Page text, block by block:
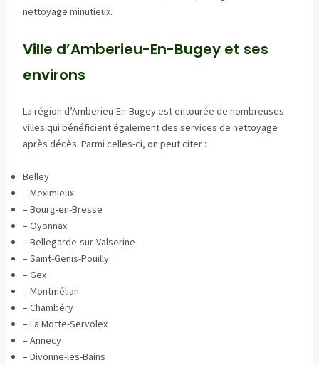
nettoyage minutieux.
Ville d’Amberieu-En-Bugey et ses
environs
La région d’Amberieu-En-Bugey est entourée de nombreuses
villes qui bénéficient également des services de nettoyage
après décès. Parmi celles-ci, on peut citer :
Belley
– Meximieux
– Bourg-en-Bresse
– Oyonnax
– Bellegarde-sur-Valserine
– Saint-Genis-Pouilly
– Gex
– Montmélian
– Chambéry
– La Motte-Servolex
– Annecy
– Divonne-les-Bains